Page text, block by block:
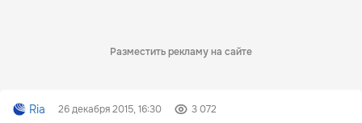
Разместить рекламу на сайте
Ria 26 декабря 2015, 16:30 3 072